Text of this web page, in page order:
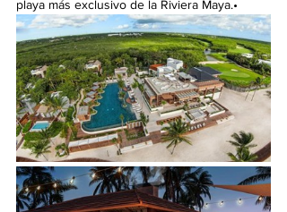
playa más exclusivo de la Riviera Maya.•